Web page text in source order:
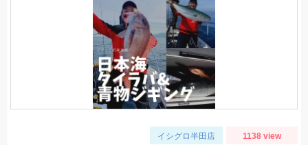
イシグロ半田店 1138 view